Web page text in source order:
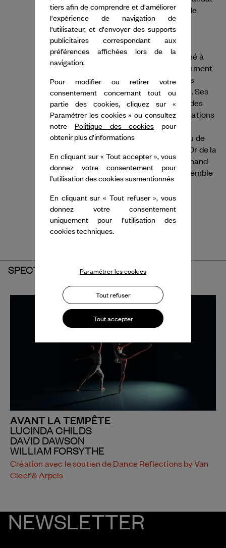
de 20 ans en tant que directeur du Ballet de
Francfort, avant de fonder et de diriger la
Forsythe Company jusqu'en 2015.
Son profond intérêt pour les principes
fondamentaux de la chorégraphie l'a amené à
créer une grande variété de projets, notamment
des installations, des films et des créations
reposant sur des savoirs dictés par le Web. Ses
chorégraphies figurent dans le répertoire des
compagnies du monde entier et ses installations
sont présentées à l'international dans des
expositions et des musées. Forsythe a reçu de
nombreuses récompenses, dont le Lion d'Or de la
Biennale de Venise, le prix du théâtre allemand
Der FAUST et le prix Kyoto, tous pour l'ensemble
de sa carrière.
SPECTACLES
AVANT LA TEMPÊTE
LUCINDA CHILDS
DAVID DAWSON
WILLIAM FORSYTHE
Création avec le soutien de Dance Reflections by Van
Cleef & Arpels
NEWSLETTER
tiers afin de comprendre et d'améliorer
l'expérience de navigation de
l'utilisateur, et d'envoyer des supports
publicitaires correspondant aux
préférences affichées lors de la
navigation.
Pour modifier ou retirer votre
consentement concernant tout ou
partie des cookies, cliquez sur «
Paramétrer les cookies » ou consultez
notre Politique des cookies pour
obtenir plus d’informations
En cliquant sur « Tout accepter », vous
donnez votre consentement pour
l’utilisation des cookies susmentionnés
En cliquant sur « Tout refuser », vous
donnez votre consentement
uniquement pour l’utilisation des
cookies techniques.
Paramétrer les cookies
Tout refuser
Tout accepter